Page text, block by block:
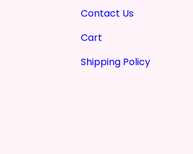
Contact Us
Cart
Shipping Policy